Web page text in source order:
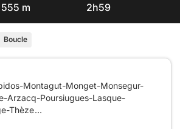
555 m 2h59
Boucle
Montagut-Monget-Monsegur-
Arzacq-Poursiugues-Lasque-
Thèze